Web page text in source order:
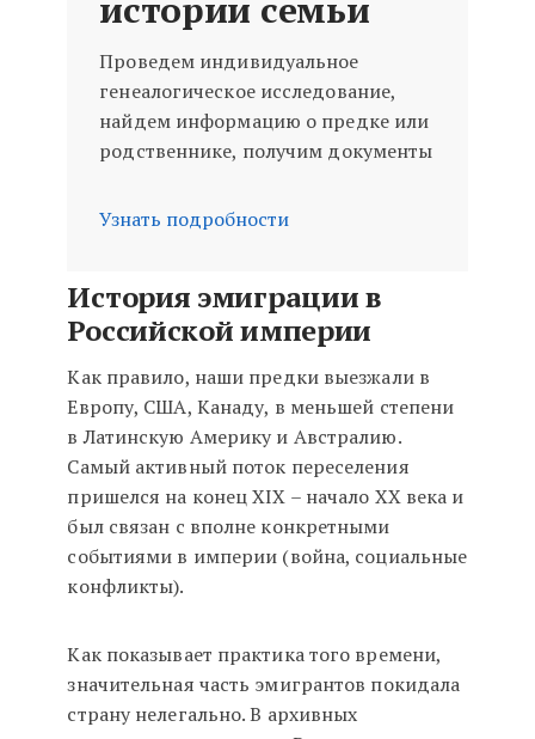
истории семьи
Проведем индивидуальное
генеалогическое исследование,
найдем информацию о предке или
родственнике, получим документы
Узнать подробности
История эмиграции в
Российской империи
Как правило, наши предки выезжали в
Европу, США, Канаду, в меньшей степени
в Латинскую Америку и Австралию.
Самый активный поток переселения
пришелся на конец XIX – начало XX века и
был связан с вполне конкретными
событиями в империи (война, социальные
конфликты).
Как показывает практика того времени,
значительная часть эмигрантов покидала
страну нелегально. В архивных